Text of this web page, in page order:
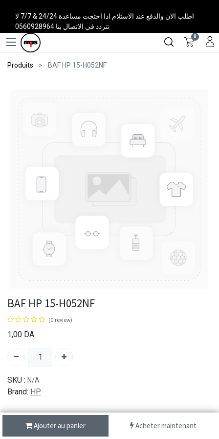
اطلب الان والدفع عند الاستلام اذا احتجت مساعدة 24/24 & 7/7 لا
تتردد في الاتصال بنا 0560928964
0
Produits BAF HP 15-H052NF
Ajouter au panier Acheter maintenant
BAF HP 15-H052NF
(0 review)
1,00 DA
SKU : N/A
Brand: HP
شحن سريع من 1 الى 3 ايام